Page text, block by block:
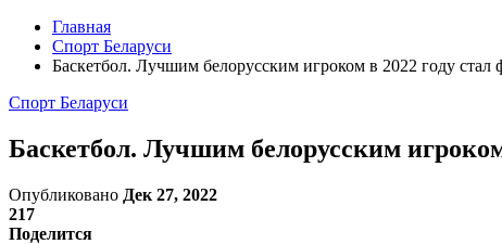
Главная
Спорт Беларуси
Баскетбол. Лучшим белорусским игроком в 2022 году
Спорт Беларуси
Баскетбол. Лучшим белорусским
Опубликовано Дек 27, 2022
217
Поделится